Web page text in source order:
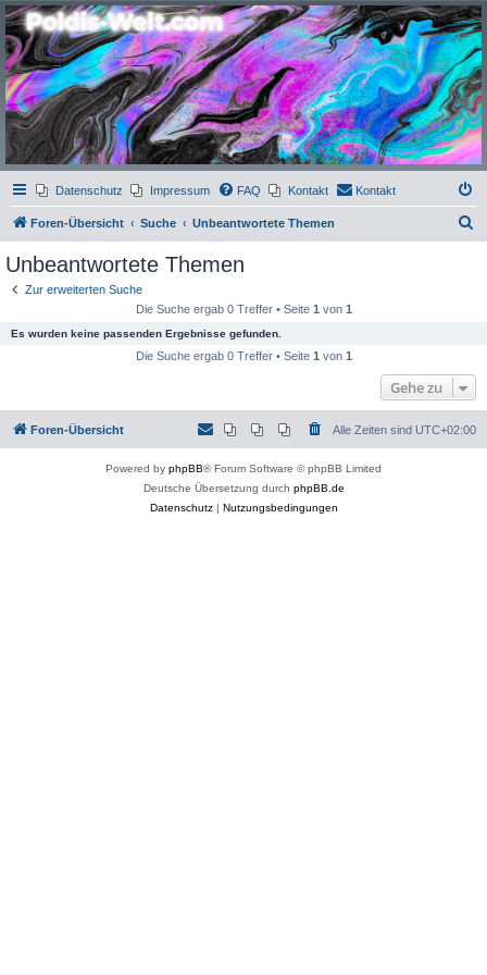
Poldis-Welt.com
Das Forum für Jeans, Sportswear, grosse Grössen und Accessoires
Datenschutz Impressum FAQ Kontakt Kontakt
Foren-Übersicht Suche Unbeantwortete Themen
Unbeantwortete Themen
Zur erweiterten Suche
Die Suche ergab 0 Treffer • Seite 1 von 1
Es wurden keine passenden Ergebnisse gefunden.
Die Suche ergab 0 Treffer • Seite 1 von 1
Gehe zu
Foren-Übersicht Alle Zeiten sind UTC+02:00
Powered by phpBB® Forum Software © phpBB Limited
Deutsche Übersetzung durch phpBB.de
Datenschutz| Nutzungsbedingungen